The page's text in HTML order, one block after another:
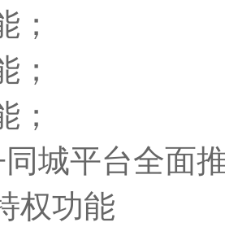
；
；
；
城平台全面
权功能